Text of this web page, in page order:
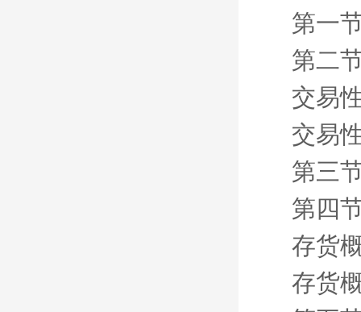
第一
第二
交易
交易
第三
第四
存货
存货